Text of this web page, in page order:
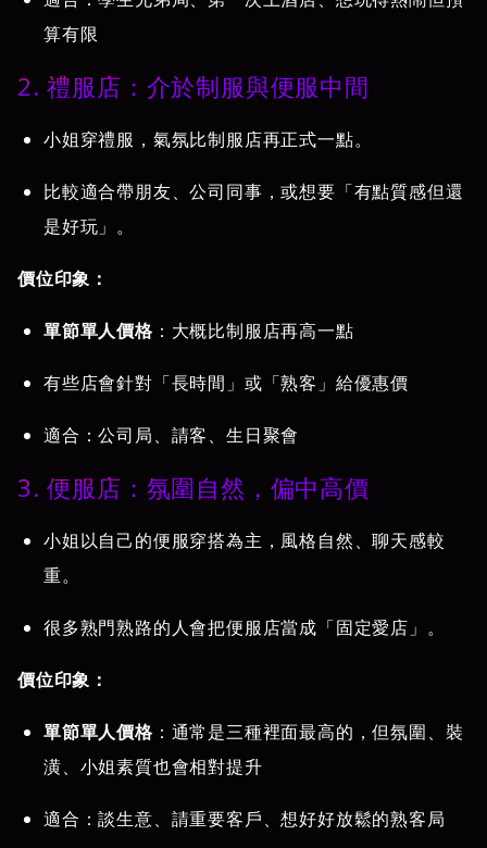
算有限
2. 禮服店：介於制服與便服中間
小姐穿禮服，氣氛比制服店再正式一點。
比較適合帶朋友、公司同事，或想要「有點質感但還
是好玩」。
價位印象：
單節單人價格：大概比制服店再高一點
有些店會針對「長時間」或「熟客」給優惠價
適合：公司局、請客、生日聚會
3. 便服店：氛圍自然，偏中高價
小姐以自己的便服穿搭為主，風格自然、聊天感較
重。
很多熟門熟路的人會把便服店當成「固定愛店」。
價位印象：
單節單人價格：通常是三種裡面最高的，但氛圍、裝
潢、小姐素質也會相對提升
適合：談生意、請重要客戶、想好好放鬆的熟客局